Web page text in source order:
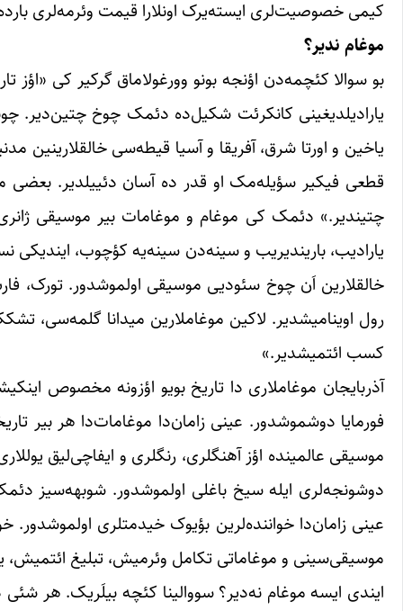
کیمی خصوصیت‌لری ایسته‌یرک اونلارا قیمت وئرمه‌لری
موغام ندیر؟
بو سوالا کئچمه‌دن اؤنجه بونو وورغولاماق گرکیر کی «اؤز
یارادیلدیغینی کانکرئت شکیل‌ده دئمک چوخ چتین‌دیر.
یاخین و اورتا شرق، آفریقا و آسیا قیطه‌سی خالقلارینین
قطعی فیکیر سؤیله‌مک او قدر ده آسان دئییلدیر. بعضی
چتیندیر.» دئمک کی موغام و موغامات بیر موسیقی ژانری
یارادیب، باریندیریب و سینه‌دن سینه‌یه کؤچوب، ایندیکی
خالقلارین اَن چوخ سئودیی موسیقی اولموشدور. تورک،
رول اوینامیشدیر. لاکین موغاملارین میدانا
کسب ائتمیشدیر.»
آذربایجان موغاملاری دا تاریخ بویو اؤزونه مخصوص
فورمایا دوشموشدور. عینی زامان‌دا موغامات‌‌دا هر بیر
موسیقی عالمینده اؤز آهنگلری، رنگلری و ایفاچی‌لیق
دوشونجه‌لری ایله سیخ باغلی اولموشدور. شوبهه‌سیز دئمک
عینی زامان‌دا خواننده‌لرین بؤیوک خیدمتلری اولموشدور.
موسیقی‌سینی و موغاماتی تکامل وئرمیش، تبلیغ
ایندی ایسه موغام نه‌دیر؟ سووالینا کئچه بیلَریک. هر شئی